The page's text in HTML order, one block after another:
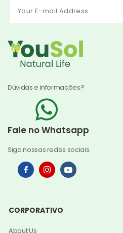
Dúvidas e informações?
Fale no Whatsapp
Siga nossas redes sociais.
CORPORATIVO
About Us